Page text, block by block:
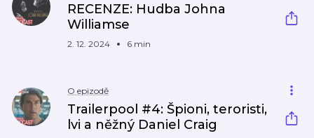
RECENZE: Hudba Johna
Williamse
2. 12. 2024 6 min
O epizodě
Trailerpool #4: Špioni, teroristi,
lvi a něžný Daniel Craig